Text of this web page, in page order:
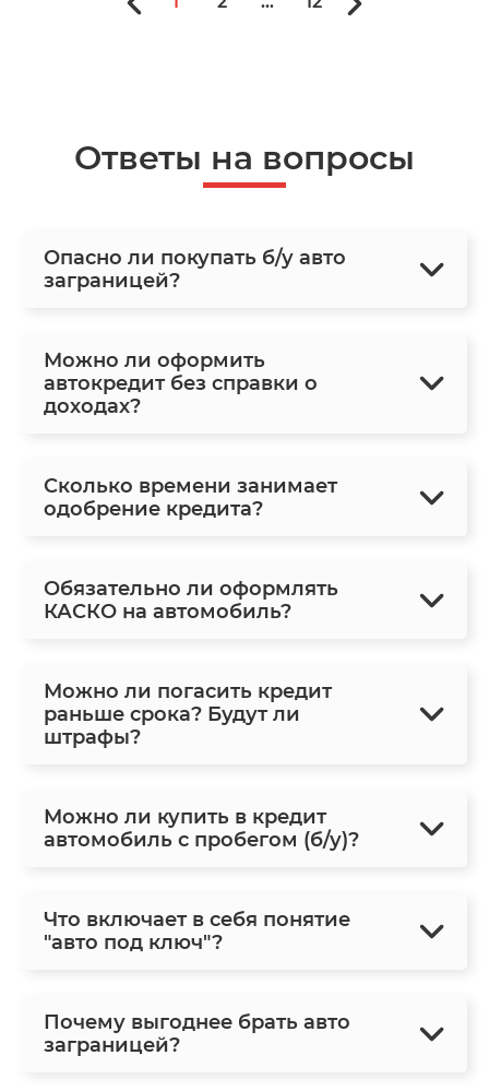
Ответы на вопросы
Опасно ли покупать б/у авто
заграницей?
Можно ли оформить
автокредит без справки о
доходах?
Сколько времени занимает
одобрение кредита?
Обязательно ли оформлять
КАСКО на автомобиль?
Можно ли погасить кредит
раньше срока? Будут ли
штрафы?
Можно ли купить в кредит
автомобиль с пробегом (б/у)?
Что включает в себя понятие
"авто под ключ"?
Почему выгоднее брать авто
заграницей?